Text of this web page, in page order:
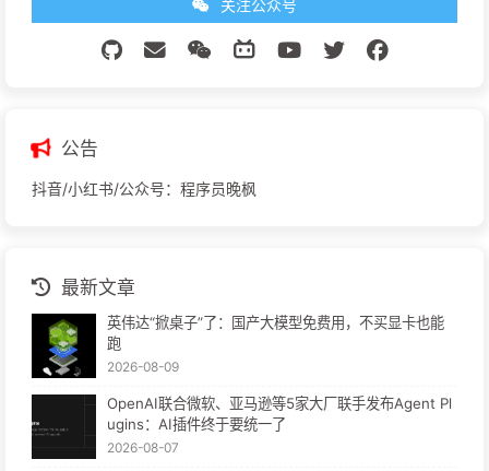
关注公众号
公告
抖音/小红书/公众号：程序员晚枫
最新文章
英伟达“掀桌子”了：国产大模型免费用，不买显卡也能
跑
2026-08-09
OpenAI联合微软、亚马逊等5家大厂联手发布Agent Pl
ugins：AI插件终于要统一了
2026-08-07